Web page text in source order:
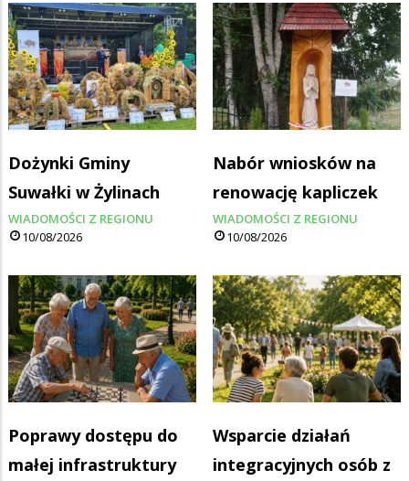
Dożynki Gminy
Suwałki w Żylinach
WIADOMOŚCI Z REGIONU
10/08/2026
Nabór wniosków na
renowację kapliczek
WIADOMOŚCI Z REGIONU
10/08/2026
Poprawy dostępu do
małej infrastruktury
Wsparcie działań
integracyjnych osób z